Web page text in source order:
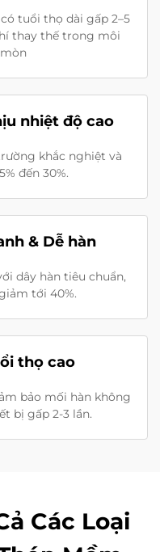
tuổi thọ dài gấp 2–5
thay thế trong môi
nhiệt độ cao
khắc nghiệt và
đến 30%.
& Dễ hàn
dây hàn tiêu chuẩn,
tới 40%.
thọ cao
bảo mối hàn không
bị gấp 2-3 lần.
Các Loại